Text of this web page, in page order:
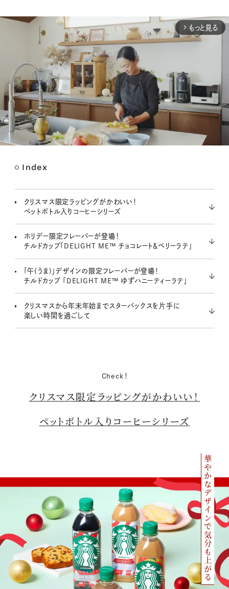
arrow_forward_ios もっと見る
Index
クリスマス限定ラッピングがかわいい！
ペットボトル入りコーヒーシリーズ
ホリデー限定フレーバーが登場！
チルドカップ「DELIGHT ME™ チョコレート＆ベリーラテ」
「午(うま)」デザインの限定フレーバーが登場！
チルドカップ 「DELIGHT ME™ ゆずハニーティーラテ」
クリスマスから年末年始までスターバックスを片手に
楽しい時間を過ごして
Check！
クリスマス限定ラッピングがかわいい！
ペットボトル入りコーヒーシリーズ
華やかなデザインで気分も上がる